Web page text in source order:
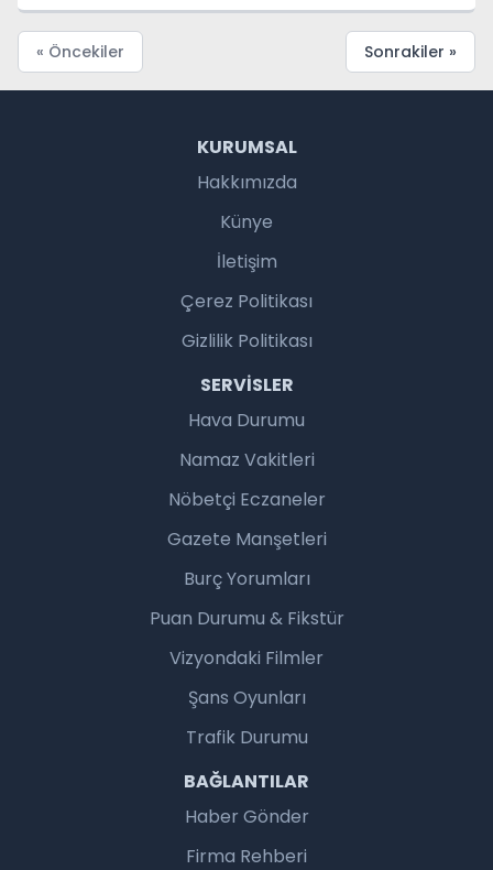
« Öncekiler Sonrakiler »
KURUMSAL
Hakkımızda
Künye
İletişim
Çerez Politikası
Gizlilik Politikası
SERVISLER
Hava Durumu
Namaz Vakitleri
Nöbetçi Eczaneler
Gazete Manşetleri
Burç Yorumları
Puan Durumu & Fikstür
Vizyondaki Filmler
Şans Oyunları
Trafik Durumu
BAĞLANTILAR
Haber Gönder
Firma Rehberi